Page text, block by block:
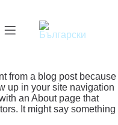
from a blog post because
up in your site navigation
an About page that
It might say something